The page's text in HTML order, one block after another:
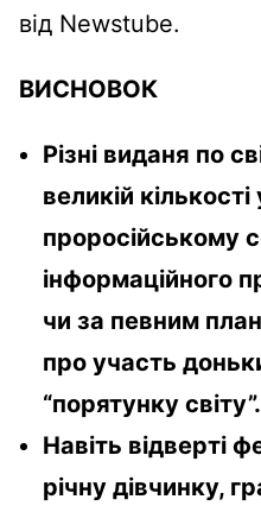
від Newstube.
ВИСНОВОК
Різні виданя по
великій
проросійському
інформаційного
чи за певним
про участь
“порятунку світу”.
Навіть відверті
річну дівчинку,